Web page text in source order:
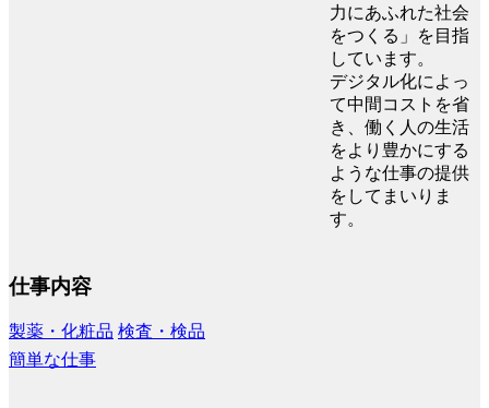
力にあふれた社会
をつくる」を目指
しています。
デジタル化によっ
て中間コストを省
き、働く人の生活
をより豊かにする
ような仕事の提供
をしてまいりま
す。
仕事内容
製薬・化粧品 検査・検品
簡単な仕事